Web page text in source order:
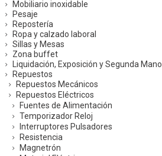
Mobiliario inoxidable
Pesaje
Repostería
Ropa y calzado laboral
Sillas y Mesas
Zona buffet
Liquidación, Exposición y Segunda Mano
Repuestos
Repuestos Mecánicos
Repuestos Eléctricos
Fuentes de Alimentación
Temporizador Reloj
Interruptores Pulsadores
Resistencia
Magnetrón